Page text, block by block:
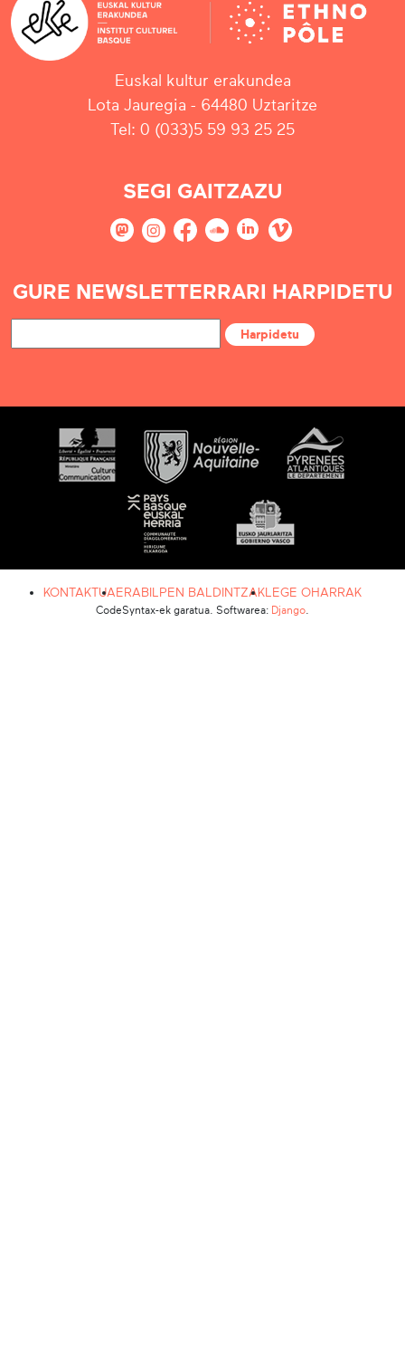
Euskal kultur erakundea
Lota Jauregia - 64480 Uztaritze
Tel: 0 (033)5 59 93 25 25
SEGI GAITZAZU
GURE NEWSLETTERRARI HARPIDETU
Harpidetu
KONTAKTUAERABILPEN BALDINTZAKLEGE OHARRAK
CodeSyntax-ek garatua. Softwarea: Django